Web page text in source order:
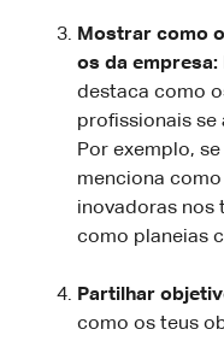
Mostrar como
os da empresa:
destaca como
profissionais se
Por exemplo,
menciona
inovadoras nos
como planeias
Partilhar
como os teus